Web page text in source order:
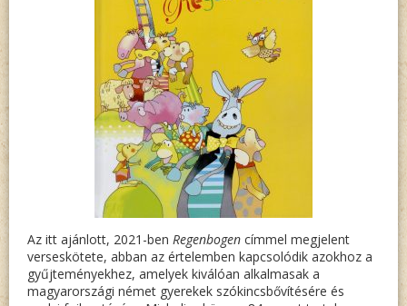
Az itt ajánlott, 2021-ben Regenbogen címmel megjelent
verseskötete, abban az értelemben kapcsolódik azokhoz a
gyűjteményekhez, amelyek kiválóan alkalmasak a
magyarországi német gyerekek szókincsbővítésére és